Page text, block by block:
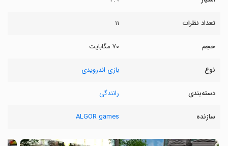
تعداد نظرات ۱۱
حجم ۷۰ مگابایت
نوع بازی اندرویدی
دسته‌بندی رانندگی
سازنده ALGOR games